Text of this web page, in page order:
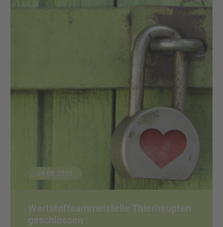
04.08.2026
Wertstoffsammelstelle Thierhaupten
geschlossen